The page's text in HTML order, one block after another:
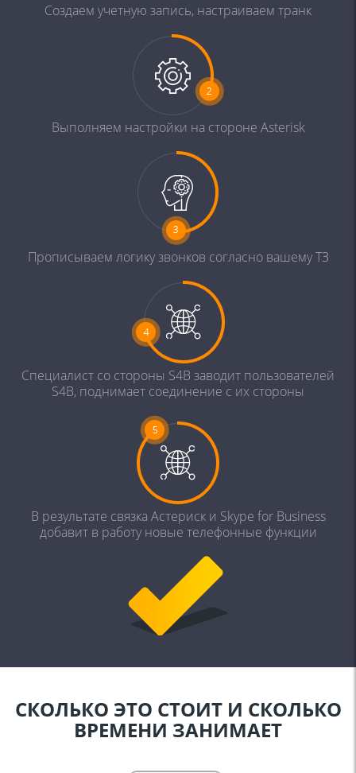
Создаем учетную запись, настраиваем транк
Выполняем настройки на стороне Asterisk
Прописываем логикузвонков согласновашему ТЗ
Специалист со стороны S4B заводит пользователей
S4B, поднимает соединение с их стороны
В результате связка Астериск и Skypе forBusiness
добавит в работу новые телефонные функции
СКОЛЬКО ЭТО СТОИТ И СКОЛЬКО
ВРЕМЕНИ ЗАНИМАЕТ